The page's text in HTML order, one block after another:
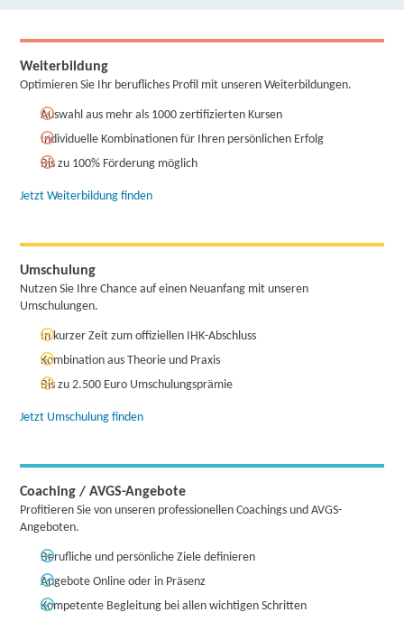
Weiterbildung
Optimieren Sie Ihr berufliches Profil mit unseren Weiterbildungen.
Auswahl aus mehr als 1000 zertifizierten Kursen
Individuelle Kombinationen für Ihren persönlichen Erfolg
Bis zu 100% Förderung möglich
Jetzt Weiterbildung finden
Umschulung
Nutzen Sie Ihre Chance auf einen Neuanfang mit unseren
Umschulungen.
In kurzer Zeit zum offiziellen IHK-Abschluss
Kombination aus Theorie und Praxis
Bis zu 2.500 Euro Umschulungsprämie
Jetzt Umschulung finden
Coaching / AVGS-Angebote
Profitieren Sie von unseren professionellen Coachings und AVGS-
Angeboten.
Berufliche und persönliche Ziele definieren
Angebote Online oder in Präsenz
Kompetente Begleitung bei allen wichtigen Schritten